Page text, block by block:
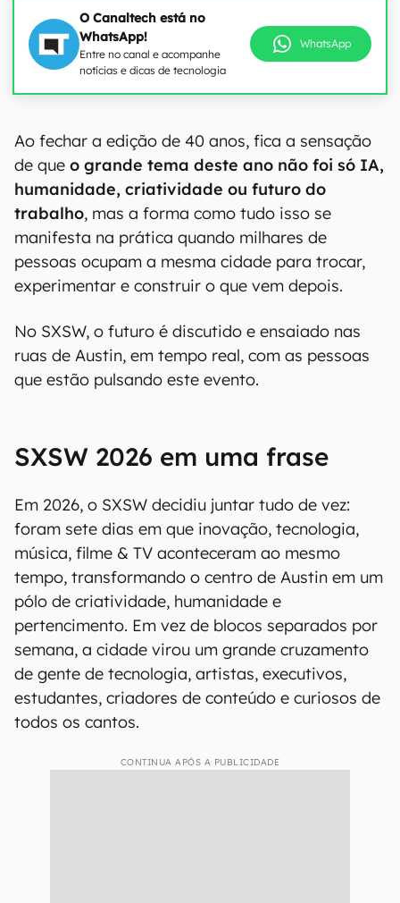
O Canaltech está no
WhatsApp!
Entre no canal e acompanhe
notícias e dicas de tecnologia
WhatsApp
Ao fechar a edição de 40 anos, fica a sensação
de queo grande tema deste ano não foi só IA,
manifesta na prática quando milhares de
pessoas ocupam a mesma cidade para trocar,
experimentar e construir o que vem depois.
No SXSW, o futuro é discutido e ensaiado nas
ruas de Austin, em tempo real, com as pessoas
que estão pulsando este evento.
SXSW 2026 em uma frase
Em 2026, o SXSW decidiu juntar tudo de vez:
música, filme & TV aconteceram ao mesmo